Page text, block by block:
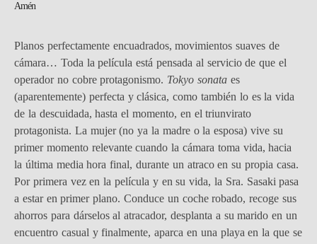
Amén
Planos perfectamente encuadrados, movimientos suaves de
cámara… Toda la película está pensada al servicio de que el
operador no cobre protagonismo. Tokyo sonata es
(aparentemente) perfecta y clásica, como también lo es la vida
de la descuidada, hasta el momento, en el triunvirato
protagonista. La mujer (no ya la madre o la esposa) vive su
primer momento relevante cuando la cámara toma vida, hacia
la última media hora final, durante un atraco en su propia casa.
Por primera vez en la película y en su vida, la Sra. Sasaki pasa
a estar en primer plano. Conduce un coche robado, recoge sus
ahorros para dárselos al atracador, desplanta a su marido en un
encuentro casual y finalmente, aparca en una playa en la que se